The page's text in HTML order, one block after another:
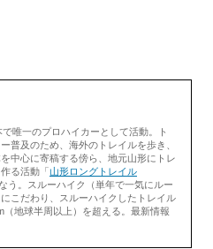
唯一のプロハイカーとして活動。ト
普及のため、海外のトレイルを歩き、
中心に寄稿する傍ら、地元山形にトレ
る活動「 山形ロングトレイル
う。スルーハイク（単年で一気にルー
にこだわり、スルーハイクしたトレイル
（地球半周以上）を超える。最新情報